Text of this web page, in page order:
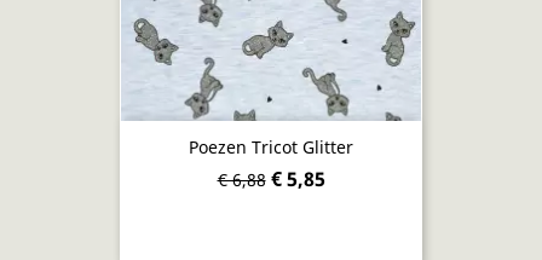
Poezen Tricot Glitter
€ 6,88 € 5,85